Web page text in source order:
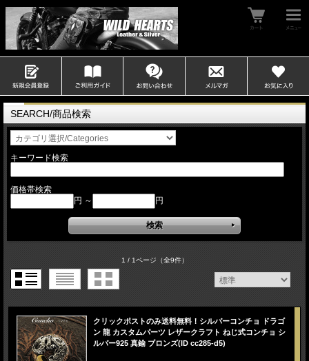
SEARCH/商品検索
キーワード検索
価格帯検索
円 ～
円
1 / 1ページ（全9件）
クリックポストのみ送料無料！シルバーコンチョ ドラゴ
ン 龍 カスタムパーツ レザークラフト ねじ式コンチョ シ
ルバー925 真鍮 ブロンズ(ID cc285-d5)